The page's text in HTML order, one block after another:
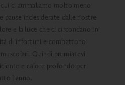
ci ammaliamo molto meno
pause indesiderate dalle nostre
e la luce che ci circondano in
di infortuni e combattono
Quindi premiatevi
e calore profondo per
l'anno.